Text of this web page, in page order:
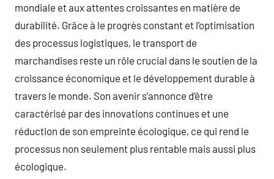
mondiale et aux attentes croissantes en matière de
durabilité. Grâce à le progrès constant et l’optimisation
des processus logistiques, le transport de
marchandises reste un rôle crucial dans le soutien de la
croissance économique et le développement durable à
travers le monde. Son avenir s’annonce d’être
caractérisé par des innovations continues et une
réduction de son empreinte écologique, ce qui rend le
processus non seulement plus rentable mais aussi plus
écologique.